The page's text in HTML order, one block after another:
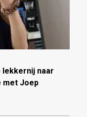
lekkernij naar
met Joep